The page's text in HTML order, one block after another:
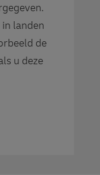
landen
de
u deze